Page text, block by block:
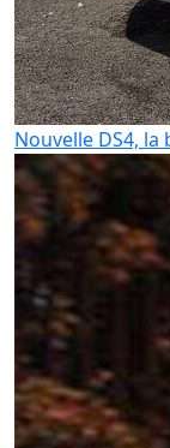
Nouvelle DS4,